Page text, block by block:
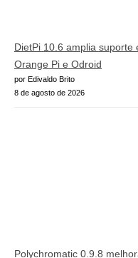
DietPi 10.6 amplia
Orange Pi e Odroid
por Edivaldo Brito
8 de agosto de 2026
Polychromatic 0.9.8